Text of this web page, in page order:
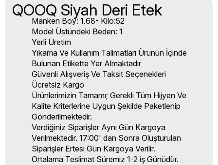
QOOQ Siyah Deri Etek
Manken Boy: 1.68- Kilo:52
Model Üstündeki Beden: 1
Yerli Üretim
Yıkama Ve Kullanım Talimatları Ürünün İçinde
Bulunan Etikette Yer Almaktadır
Güvenli Alışveriş Ve Taksit Seçenekleri
Ücretsiz Kargo
Ürünlerimizin Tamamı; Gerekli Tüm Hijyen Ve
Kalite Kriterlerine Uygun Şekilde Paketlenip
Gönderilmektedir.
Verdiğiniz Siparişler Aynı Gün Kargoya
Verilmektedir. 17:00' dan Sonra Oluşturulan
Siparişler Ertesi Gün Kargoya Verilir.
Ortalama Teslimat Süremiz 1-2 iş Günüdür.